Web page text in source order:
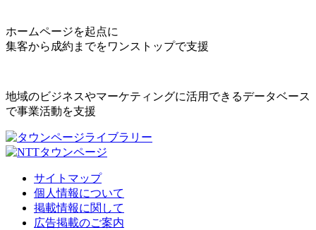
ホームページを起点に
集客から成約までをワンストップで支援
地域のビジネスやマーケティングに活用できるデータベース
で事業活動を支援
サイトマップ
個人情報について
掲載情報に関して
広告掲載のご案内